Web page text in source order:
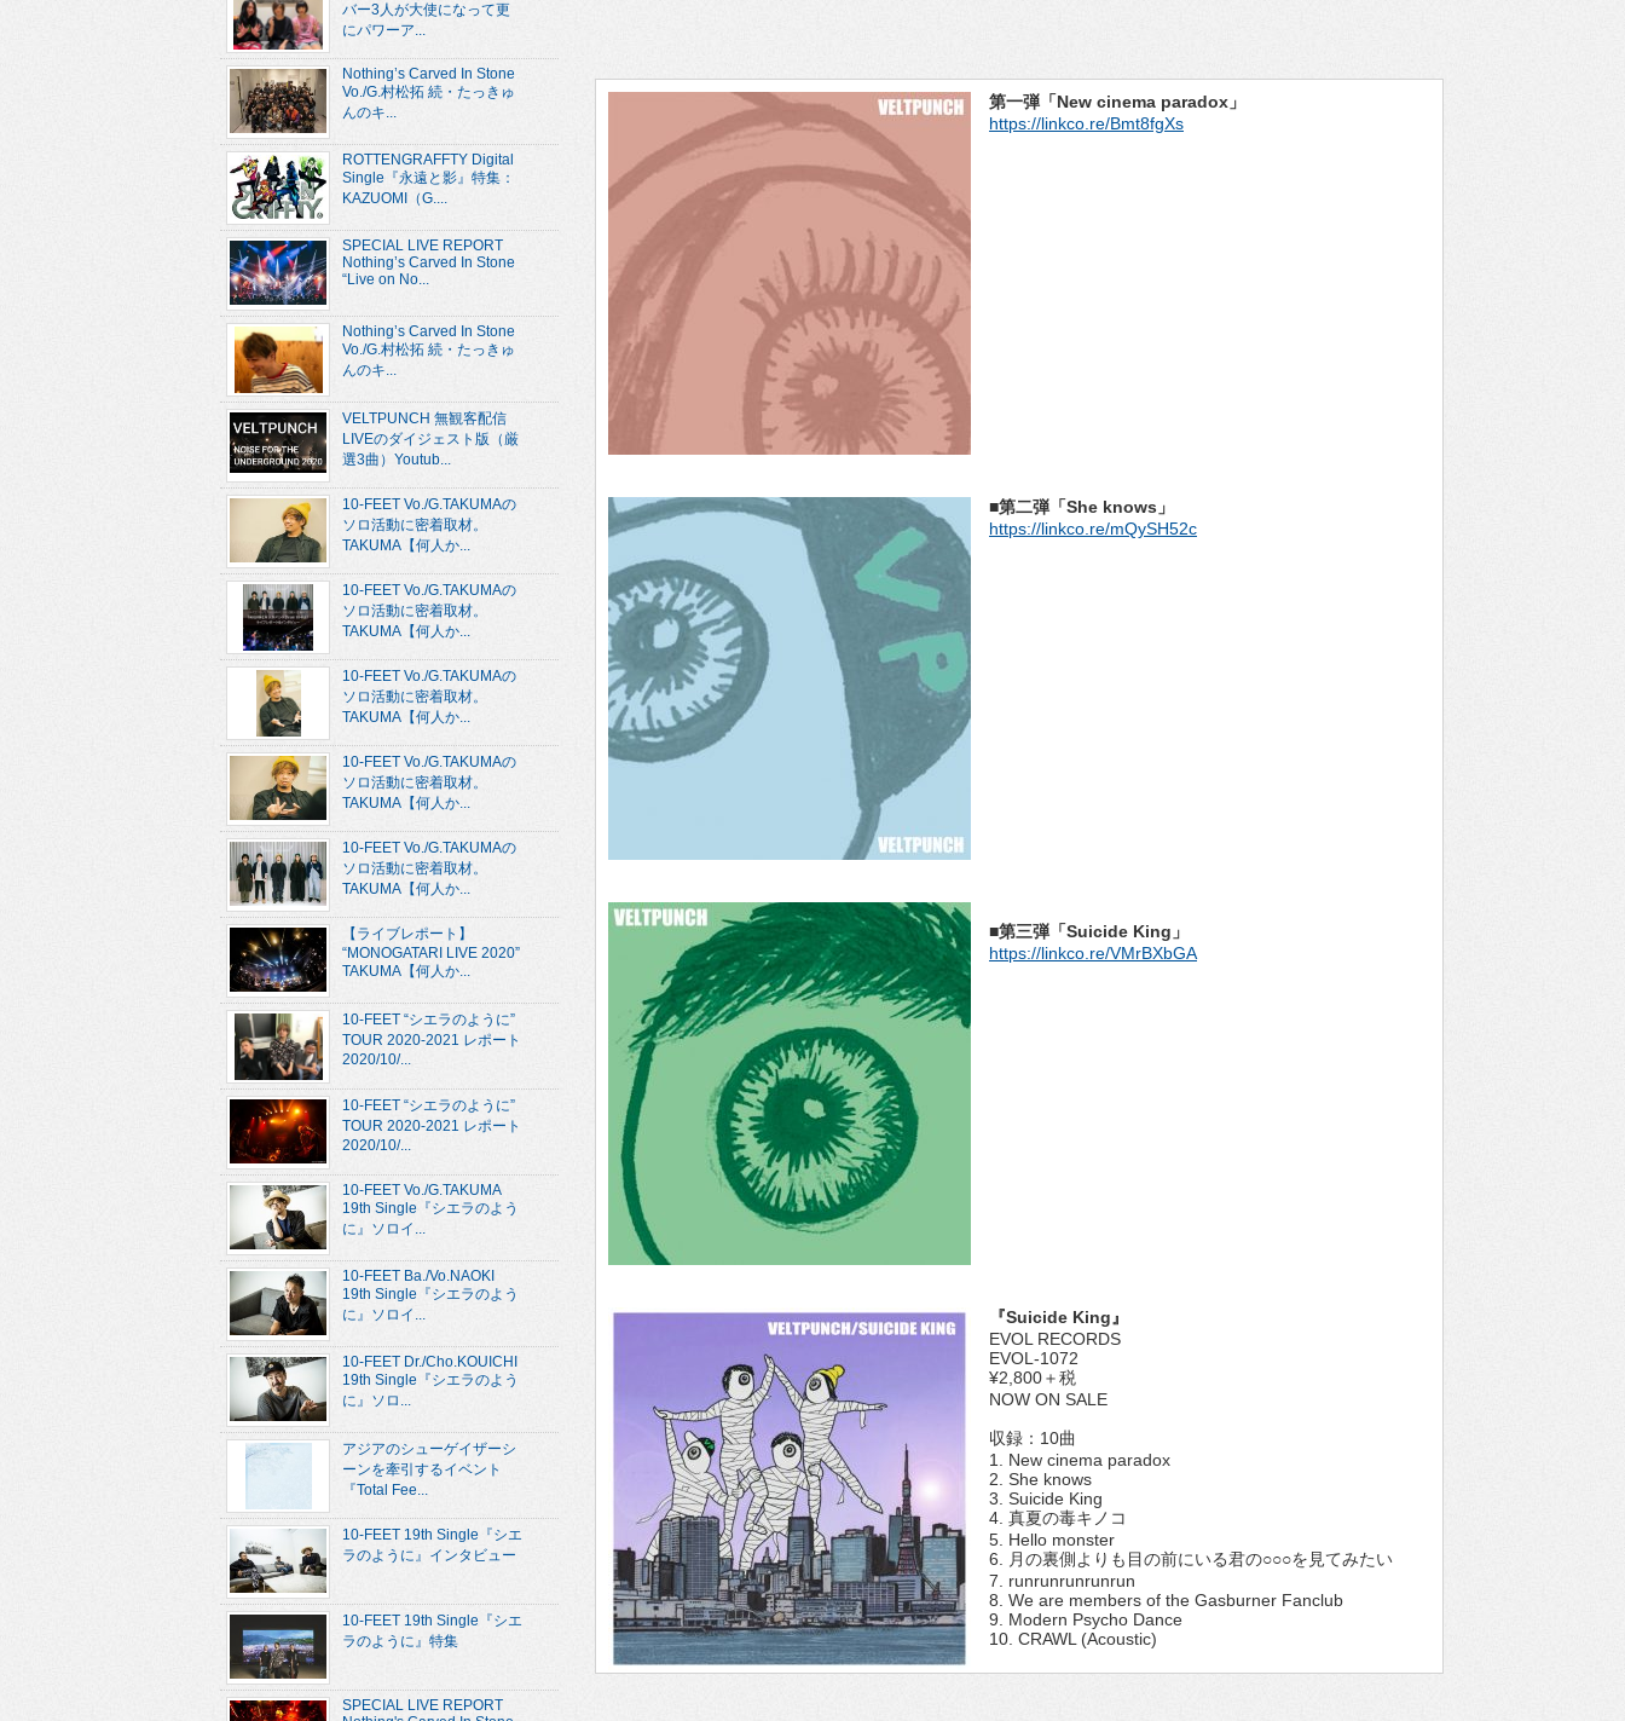
第一弾「New cinema paradox」
https://linkco.re/Bmt8fgXs
■第二弾「She knows」
https://linkco.re/mQySH52c
■第三弾「Suicide King」
https://linkco.re/VMrBXbGA
『Suicide King』
EVOL RECORDS
EVOL-1072
¥2,800＋税
NOW ON SALE
収録：10曲
1. New cinema paradox
2. She knows
3. Suicide King
4. 真夏の毒キノコ
5. Hello monster
6. 月の裏側よりも目の前にいる君の○○○を見てみたい
7. runrunrunrunrun
8. We are members of the Gasburner Fanclub
9. Modern Psycho Dance
10. CRAWL (Acoustic)
バー3人が大使になって更
にパワーア...
Nothing’s Carved In Stone
Vo./G.村松拓 続・たっきゅ
んのキ...
ROTTENGRAFFTY Digital
Single『永遠と影』特集：
KAZUOMI（G....
SPECIAL LIVE REPORT
Nothing’s Carved In Stone
“Live on No...
Nothing’s Carved In Stone
Vo./G.村松拓 続・たっきゅ
んのキ...
VELTPUNCH 無観客配信
LIVEのダイジェスト版（厳
選3曲）Youtub...
10-FEET Vo./G.TAKUMAの
ソロ活動に密着取材。
TAKUMA【何人か...
10-FEET Vo./G.TAKUMAの
ソロ活動に密着取材。
TAKUMA【何人か...
10-FEET Vo./G.TAKUMAの
ソロ活動に密着取材。
TAKUMA【何人か...
10-FEET Vo./G.TAKUMAの
ソロ活動に密着取材。
TAKUMA【何人か...
10-FEET Vo./G.TAKUMAの
ソロ活動に密着取材。
TAKUMA【何人か...
【ライブレポート】
“MONOGATARI LIVE 2020”
TAKUMA【何人か...
10-FEET “シエラのように”
TOUR 2020-2021 レポート
2020/10/...
10-FEET “シエラのように”
TOUR 2020-2021 レポート
2020/10/...
10-FEET Vo./G.TAKUMA
19th Single『シエラのよう
に』ソロイ...
10-FEET Ba./Vo.NAOKI
19th Single『シエラのよう
に』ソロイ...
10-FEET Dr./Cho.KOUICHI
19th Single『シエラのよう
に』ソロ...
アジアのシューゲイザーシ
ーンを牽引するイベント
『Total Fee...
10-FEET 19th Single『シエ
ラのように』インタビュー
10-FEET 19th Single『シエ
ラのように』特集
SPECIAL LIVE REPORT